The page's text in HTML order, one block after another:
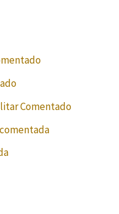
Comentado